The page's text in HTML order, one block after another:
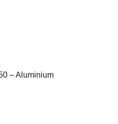
– Aluminium